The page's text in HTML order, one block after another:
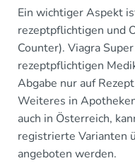
Ein wichtiger Aspekt
rezeptpflichtigen und
Counter). Viagra
rezeptpflichtigen
Abgabe nur auf
Weiteres in
auch in Österreich,
registrierte Varianten
angeboten werden.